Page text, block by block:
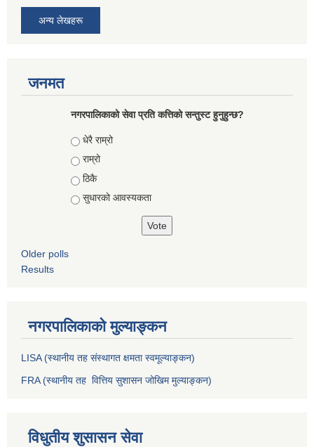
अन्य लेखहरू
जनमत
नगरपालिकाको सेवा प्रति कत्तिको सन्तुस्ट हुनुहुन्छ?
Choices
धेरै राम्रो
राम्रो
ठिकै
सुधारको आवस्यकता
Older polls
Results
नगरपालिकाको मुल्याङ्कन
LISA (स्थानीय तह संस्थागत क्षमता स्वमूल्याङ्कन)
FRA (स्थानीय तह वित्तिय सुशासन जोखिम मुल्याङ्कन)
विधुतीय शुसासन सेवा